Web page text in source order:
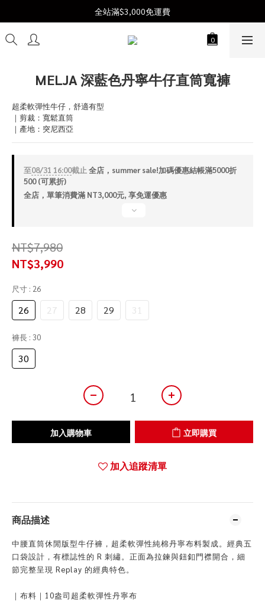
Join us  |  加入會員送$300購物金
全站滿$3,000免運費
Join us  |  加入會員送$300購物金
MELJA 深藍色丹寧牛仔直筒寬褲
超柔軟彈性牛仔，舒適有型
｜剪裁：寬鬆直筒
｜產地：突尼西亞
至08/31 16:00截止 全店，summer sale!加碼優惠結帳滿5000折
500 (可累折)
全店，單筆消費滿 NT3,000元, 享免運優惠
NT$7,980
NT$3,990
尺寸 : 26
26 27 28 29 31
褲長 : 30
30
加入購物車 立即購買
加入追蹤清單
商品描述
中腰直筒休閒版型牛仔褲，超柔軟彈性純棉丹寧布料製成。經典五
口袋設計，有標誌性的 R 刺繡。正面為拉鍊與鈕釦門襟開合，細
節完整呈現 Replay 的經典特色。
｜布料｜10盎司超柔軟彈性丹寧布